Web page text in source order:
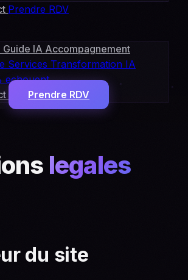
Prendre RDV
Guide IA Accompagnement
Services Transformation IA
echouent
Prendre RDV
legales
du site